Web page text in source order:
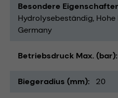
Besondere
Hydrolysebeständig
Germany
Betriebsdruck Max. (bar)
Biegeradius (mm) 20